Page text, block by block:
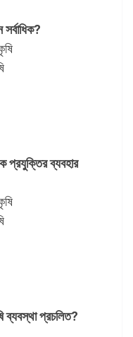
প্রযুক্তির ব্যবহার
ব্যবস্থা প্রচলিত?